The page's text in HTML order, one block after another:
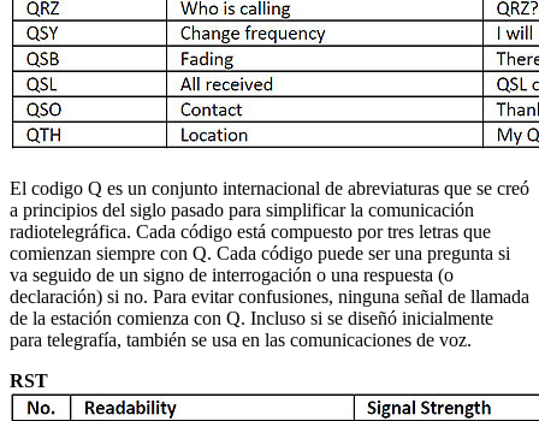
El codigo Q es un conjunto internacional de abreviaturas que se creó
a principios del siglo pasado para simplificar la comunicación
radiotelegráfica. Cada código está compuesto por tres letras que
comienzan siempre con Q. Cada código puede ser una pregunta si
va seguido de un signo de interrogación o una respuesta (o
declaración) si no. Para evitar confusiones, ninguna señal de llamada
de la estación comienza con Q. Incluso si se diseñó inicialmente
para telegrafía, también se usa en las comunicaciones de voz.
RST